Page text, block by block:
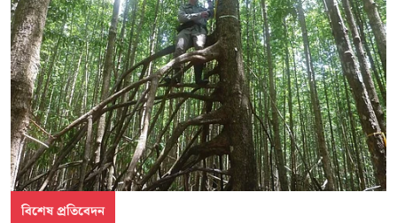
বিশেষ প্রতিবেদন